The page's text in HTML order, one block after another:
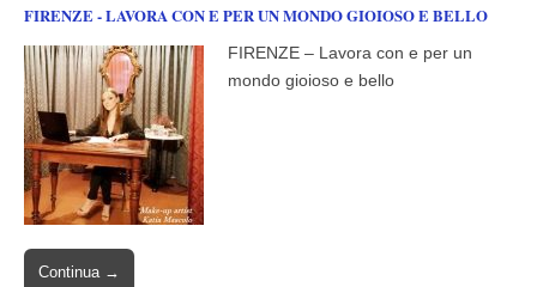
FIRENZE - LAVORA CON E PER UN MONDO GIOIOSO E BELLO
FIRENZE – Lavora con e per un
mondo gioioso e bello
Continua →